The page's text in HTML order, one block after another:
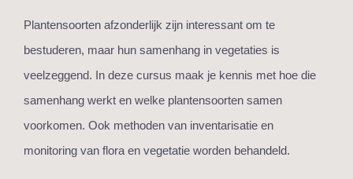
Plantensoorten afzonderlijk zijn interessant om te
bestuderen, maar hun samenhang in vegetaties is
veelzeggend. In deze cursus maak je kennis met hoe die
samenhang werkt en welke plantensoorten samen
voorkomen. Ook methoden van inventarisatie en
monitoring van flora en vegetatie worden behandeld.